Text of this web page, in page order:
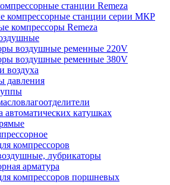
станции Remeza
компрессорные станции серии МКР
компрессоры Remeza
воздушные ременные 220V
воздушные ременные 380V
воздуха
давления
катушках
компрессоров
лубрикаторы
арматура
компрессоров поршневых